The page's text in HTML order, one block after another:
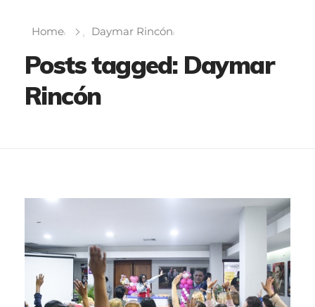
Home Daymar Rincón
Posts tagged: Daymar
Rincón